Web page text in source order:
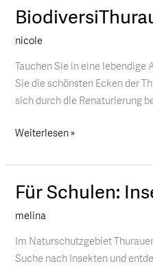
nicole
Tauchen Sie in eine
Sie die schönsten Ecken der
sich durch die Renaturierung
BiodiversiThurauen
Weiterlesen »
Für Schulen:
melina
Im Naturschutzgebiet
Suche nach Insekten und
Für
Insekten